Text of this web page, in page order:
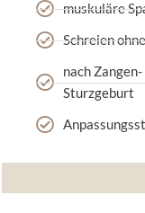
muskuläre
Schreien
nach
Sturzgeburt